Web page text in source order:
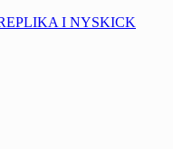
I NYSKICK